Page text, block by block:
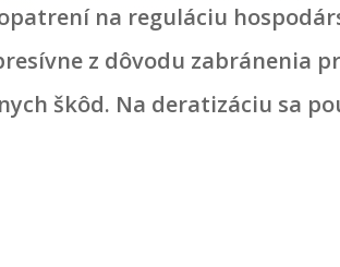
na reguláciu
z dôvodu zabránenia
škôd. Na deratizáciu sa